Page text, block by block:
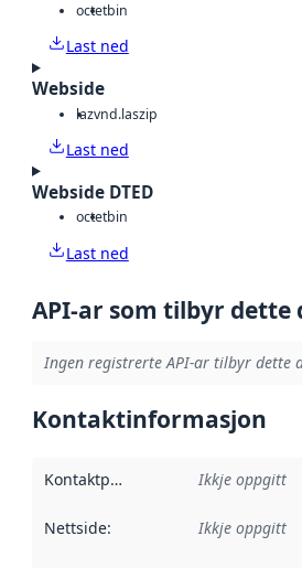
octetbin
Last ned
Webside
lazvnd.laszip
Last ned
Webside DTED
octetbin
Last ned
API-ar som tilbyr dette
Ingen registrerte API-ar tilbyr dette
Kontaktinformasjon
Kontaktpunkt Ikkje oppgitt
Nettside: Ikkje oppgitt